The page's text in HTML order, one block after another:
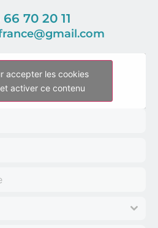
70 20 11
accepter les cookies
activer ce contenu